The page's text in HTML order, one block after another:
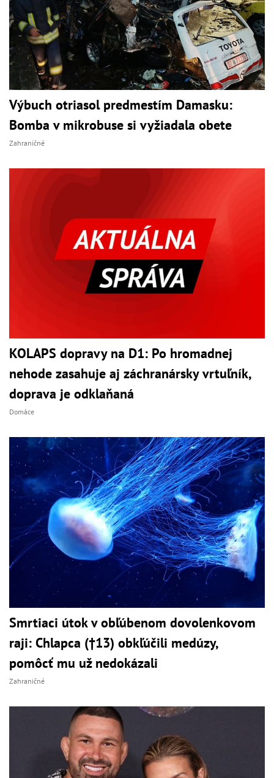
Výbuch otriasol predmestím Damasku:
Bomba v mikrobuse si vyžiadala obete
Zahraničné
KOLAPS dopravy na D1: Po hromadnej
nehode zasahuje aj záchranársky vrtuľník,
doprava je odklaňaná
Domáce
Smrtiaci útok v obľúbenom dovolenkovom
raji: Chlapca (†13) obkľúčili medúzy,
pomôcť mu už nedokázali
Zahraničné